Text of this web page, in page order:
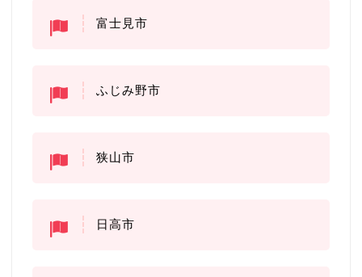
富士見市
ふじみ野市
狭山市
日高市